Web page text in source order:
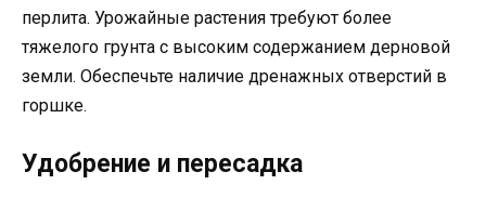
перлита. Урожайные растения требуют более
тяжелого грунта с высоким содержанием дерновой
земли. Обеспечьте наличие дренажных отверстий в
горшке.
Удобрение и пересадка